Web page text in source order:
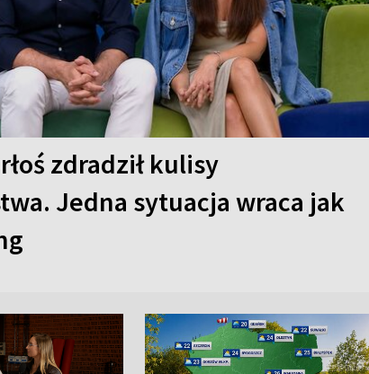
zdradził kulisy
Jedna sytuacja wraca jak